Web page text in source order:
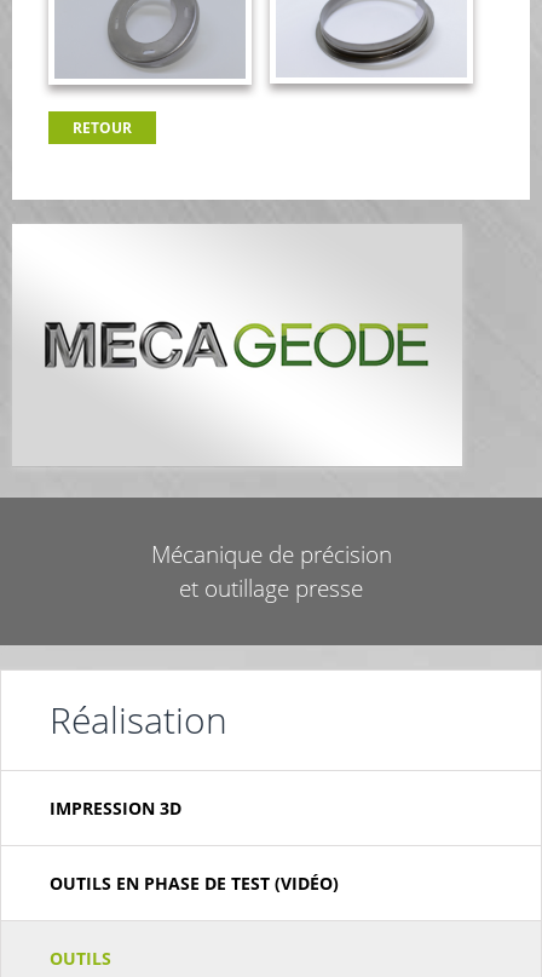
RETOUR
Mécanique de précision
et outillage presse
Réalisation
IMPRESSION 3D
OUTILS EN PHASE DE TEST (VIDÉO)
OUTILS